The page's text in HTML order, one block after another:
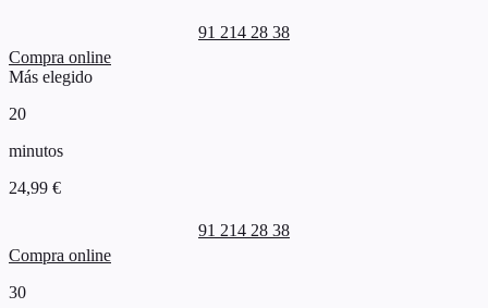
91 214 28 38
Compra online
Más elegido
20
minutos
24,99 €
91 214 28 38
Compra online
30